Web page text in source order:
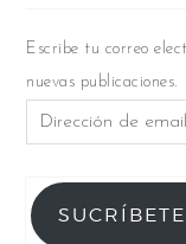
Escribe tu correo
nuevas publicaciones.